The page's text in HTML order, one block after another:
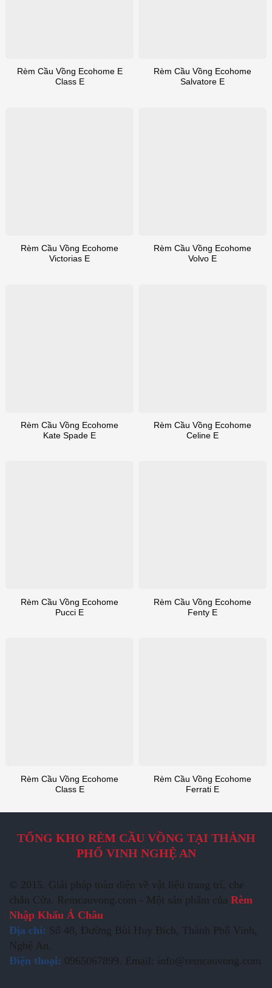
Rèm Cầu Vồng Ecohome E
Class E
Rèm Cầu Vồng Ecohome
Salvatore E
Rèm Cầu Vồng Ecohome
Victorias E
Rèm Cầu Vồng Ecohome
Volvo E
Rèm Cầu Vồng Ecohome
Kate Spade E
Rèm Cầu Vồng Ecohome
Celine E
Rèm Cầu Vồng Ecohome
Pucci E
Rèm Cầu Vồng Ecohome
Fenty E
Rèm Cầu Vồng Ecohome
Class E
Rèm Cầu Vồng Ecohome
Ferrati E
TỔNG KHO RÈM CẦU VỒNG TẠI THÀNH
PHỐ VINH NGHỆ AN
© 2015. Giải pháp toàn diện về vật liệu trang trí, che
chắn Cửa. Remcauvong.com - Một sản phẩm của Rèm
Nhập Khẩu Á Châu
Địa chỉ: Số 48, Đường Bùi Huy Bích, Thành Phố Vinh,
Nghệ An.
Điện thoại: 0965067899. Email: info@remcauvong.com